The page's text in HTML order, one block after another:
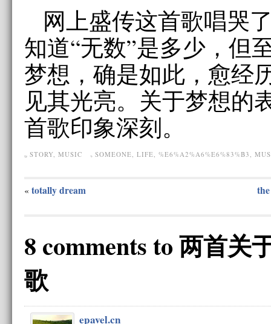
网上盛传这首歌唱哭
知道“无数”是多少，但
梦想，确是如此，愈经
见其光亮。关于梦想的
首歌印象深刻。
STORY, MUSIC SOMEONE, LIFE, %E6%A2%A6%E6%83%B3,
« totally dream
8 comments to 两首关
歌
epavel.cn